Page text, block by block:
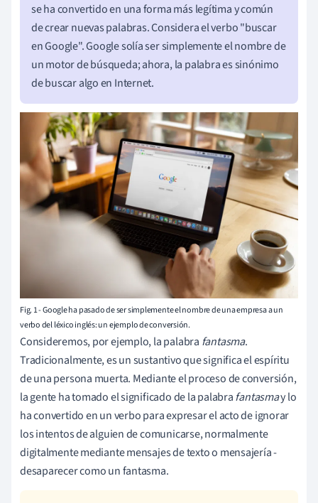
se ha convertido en una forma más legítima y común
de crear nuevas palabras. Considera el verbo "buscar
en Google". Google solía ser simplemente el nombre de
un motor de búsqueda; ahora, la palabra es sinónimo
de buscar algo en Internet.
Fig. 1 - Google ha pasado de ser simplemente el nombre de una empresa a un
verbo del léxico inglés: un ejemplo de conversión.
Consideremos, por ejemplo, la palabra fantasma.
Tradicionalmente, es un sustantivo que significa el espíritu
de una persona muerta. Mediante el proceso de conversión,
la gente ha tomado el significado de la palabrafantasmay lo
ha convertido en un verbo para expresar el acto de ignorar
los intentos de alguien de comunicarse, normalmente
digitalmente mediante mensajes de texto o mensajería -
desaparecer como un fantasma.